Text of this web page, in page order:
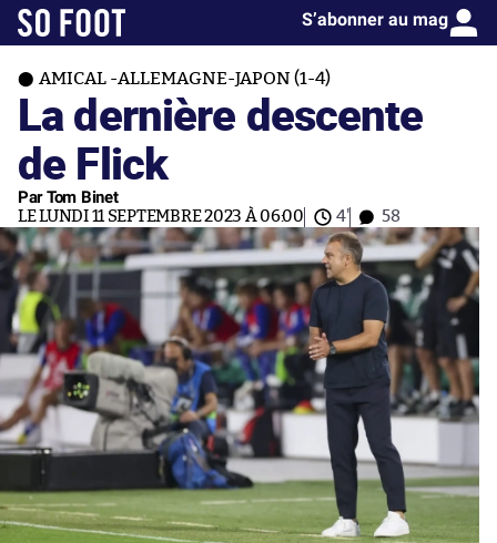
S’abonner au mag
AMICAL -ALLEMAGNE-JAPON (1-4)
La dernière descente
de Flick
Par Tom Binet
LE LUNDI 11 SEPTEMBRE 2023 À 06:00 4' 58